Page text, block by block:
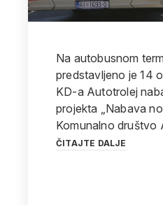
Na autobusnom
predstavljeno je 14
KD-a Autotrolej
projekta „Nabava
Komunalno društvo
ČITAJTE DALJE